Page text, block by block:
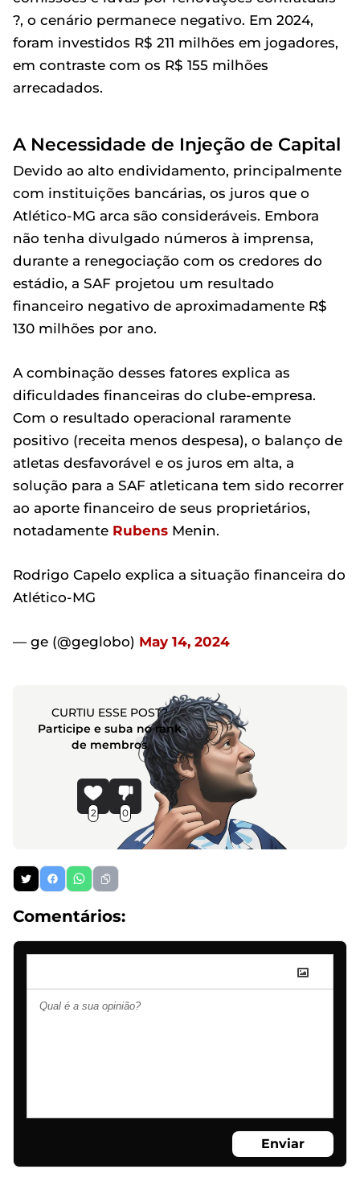
?, o cenário permanece negativo. Em 2024,
foram investidos R$ 211 milhões em jogadores,
em contraste com os R$ 155 milhões
arrecadados.
A Necessidade de Injeção de Capital
Devido ao alto endividamento, principalmente
com instituições bancárias, os juros que o
Atlético-MG arca são consideráveis. Embora
não tenha divulgado números à imprensa,
durante a renegociação com os credores do
estádio, a SAF projetou um resultado
financeiro negativo de aproximadamente R$
130 milhões por ano.
A combinação desses fatores explica as
dificuldades financeiras do clube-empresa.
Com o resultado operacional raramente
positivo (receita menos despesa), o balanço de
atletas desfavorável e os juros em alta, a
solução para a SAF atleticana tem sido recorrer
ao aporte financeiro de seus proprietários,
notadamente Rubens Menin.
Rodrigo Capelo explica a situação financeira do
Atlético-MG
— ge (@geglobo) May 14, 2024
CURTIU ESSE POST?
Participe e suba no rank
de membros
2 0
Comentários:
Enviar